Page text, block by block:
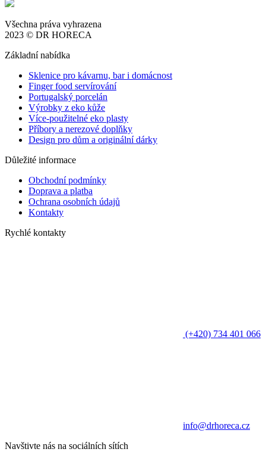
Všechna práva vyhrazena
2023 © DR HORECA
Základní nabídka
Sklenice pro kávarnu, bar i domácnost
Finger food servírování
Portugalský porcelán
Výrobky z eko kůže
Více-použitelné eko plasty
Příbory a nerezové doplňky
Design pro dům a originální dárky
Důležité informace
Obchodní podmínky
Doprava a platba
Ochrana osobních údajů
Kontakty
Rychlé kontakty
(+420) 734 401 066
info@drhoreca.cz
Navštivte nás na sociálních sítích